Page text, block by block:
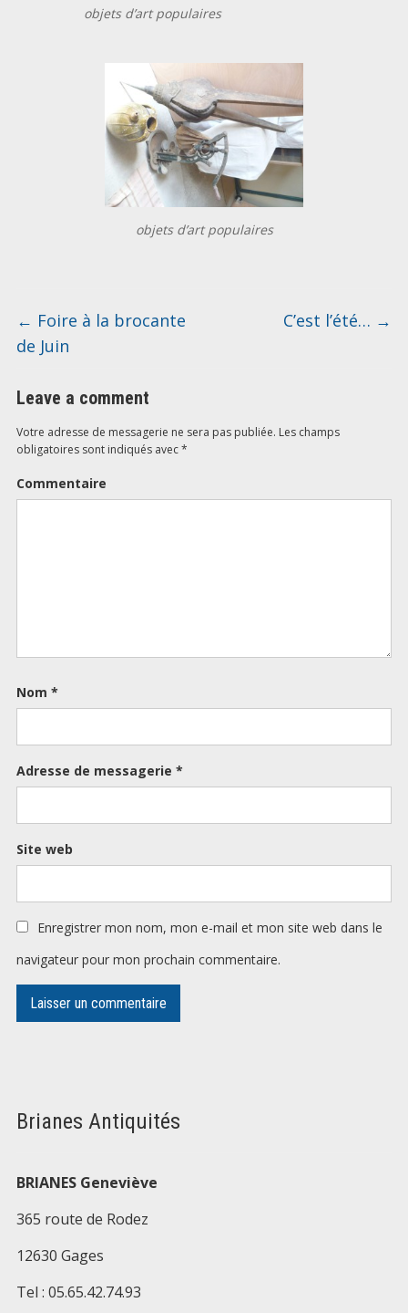
objets d’art populaires
objets d’art populaires
← Foire à la brocante
de Juin
C’est l’été… →
Leave a comment
Votre adresse de messagerie ne sera pas publiée. Les champs
obligatoires sont indiqués avec*
Commentaire
Nom *
Adresse de messagerie *
Site web
Enregistrer mon nom, mon e-mail et mon site web dans le
navigateur pour mon prochain commentaire.
Brianes Antiquités
BRIANES Geneviève
365 route de Rodez
12630 Gages
Tel : 05.65.42.74.93